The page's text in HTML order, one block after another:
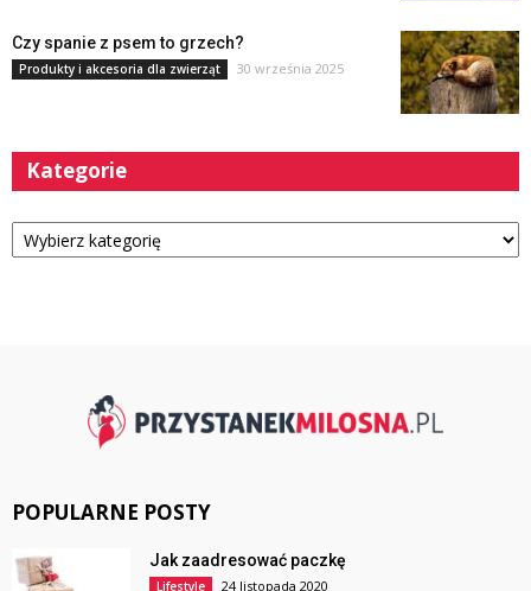
Czy spanie z psem to grzech?
Produkty i akcesoria dla zwierząt 30 września 2025
Kategorie
Kategorie
POPULARNE POSTY
Jak zaadresować paczkę
Lifestyle 24 listopada 2020